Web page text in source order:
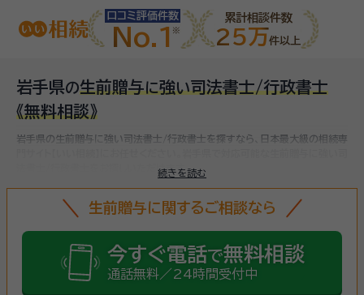
口コミ評価件数
No.1
累計相談件数
25万件以上
岩手県の生前贈与に強い司法書士/行政書士
《無料相談》
続きを読む
岩手県の生前贈与に強い司法書士/行政書士を探すなら、日本最大級の相続専
法書士/行政書士をお探しいただけます。
生前贈与に関するご相談なら
今すぐ電話で無料相談
通話無料／24時間受付中